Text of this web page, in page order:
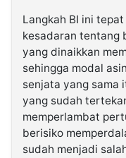
Langkah BI ini
kesadaran tentang
yang dinaikkan
sehingga modal
senjata yang sama
yang sudah
memperlambat
berisiko
sudah menjadi